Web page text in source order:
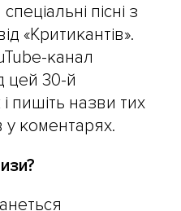
пісні з
«Критикантів».
канал
цей 30-й
пишіть назви тих
у коментарях.